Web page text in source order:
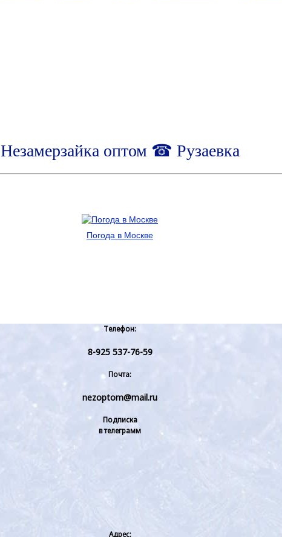
Незамерзайка оптом ☎ Рузаевка
Погода в Москве
Телефон:
8-925 537-76-59
Почта:
nezoptom@mail.ru
Подписка
в телеграмм
Адрес: